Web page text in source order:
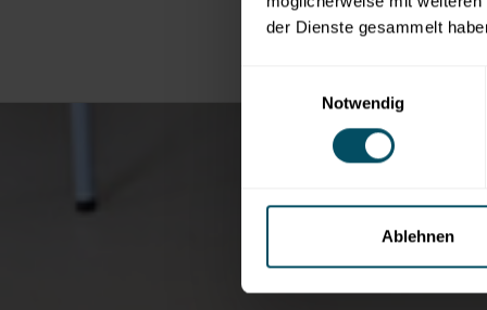
der Dienste gesammelt
Notwendig
Ablehnen